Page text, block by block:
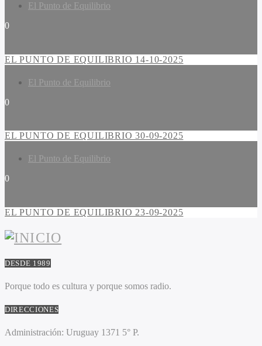
El Punto de Equilibrio
0
EL PUNTO DE EQUILIBRIO 14-10-2025
El Punto de Equilibrio
0
EL PUNTO DE EQUILIBRIO 30-09-2025
El Punto de Equilibrio
0
EL PUNTO DE EQUILIBRIO 23-09-2025
DESDE 1989
Porque todo es cultura y porque somos radio.
DIRECCIONES
Administración: Uruguay 1371 5° P.